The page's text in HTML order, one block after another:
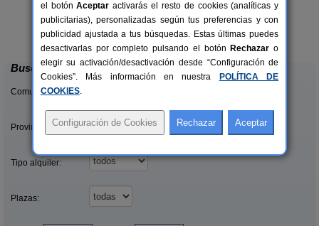
2-22 pers.
desde25 €
Casas Rurales El Tejo y Mirador
del Segura
Yeste (Albacete)
Buscar
Comunidades:
Provincias/Islas:
Tipo alquiler:
Plazas:
el botónAceptar activarás el resto de cookies (analíticas y
publicitarias), personalizadas según tus preferencias y con
publicidad ajustada a tus búsquedas. Estas últimas puedes
desactivarlas por completo pulsando el botón Rechazar o
elegir su activación/desactivación desde “Configuración de
Cookies”. Más información en nuestra
POLÍTICA DE
COOKIES.